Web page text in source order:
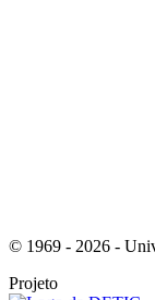
© 1969 - 2026 -
Projeto